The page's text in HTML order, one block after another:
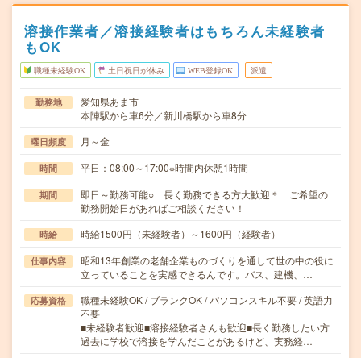
溶接作業者／溶接経験者はもちろん未経験者
もOK
職種未経験OK 土日祝日が休み WEB登録OK 派遣
勤務地
愛知県あま市
本陣駅から車6分／新川橋駅から車8分
曜日頻度 月～金
時間 平日：08:00～17:00※時間内休憩1時間
期間
即日～勤務可能○ 長く勤務できる方大歓迎＊ ご希望の
勤務開始日があればご相談ください！
時給 時給1500円（未経験者）～1600円（経験者）
仕事内容
昭和13年創業の老舗企業ものづくりを通して世の中の役に
立っていることを実感できるんです。バス、建機、…
応募資格
職種未経験OK / ブランクOK / パソコンスキル不要 / 英語力
不要
■未経験者歓迎■溶接経験者さんも歓迎■長く勤務したい方
過去に学校で溶接を学んだことがあるけど、実務経…